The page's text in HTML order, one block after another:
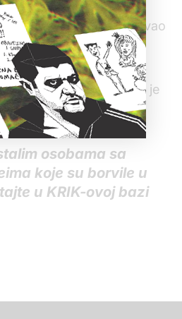
godišnjice NATO
da su izdajnici i psovao
na video-snimku
mrežma, Pijevac je
fakulteta u
osobama sa
koje su borvile u
u KRIK-ovoj bazi